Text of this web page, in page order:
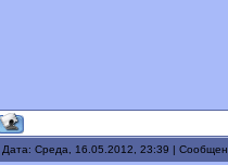
Дата: Среда, 16.05.2012, 23:39 |